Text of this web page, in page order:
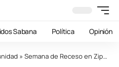
Sabana Política Opinión
» Semana de Receso en Zipaquirá: divertidas actividades en la Ludoteca – Cultivarte